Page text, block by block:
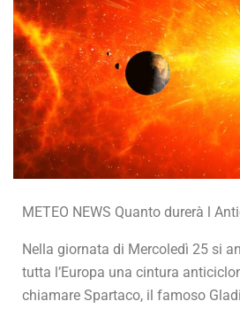
METEO NEWS Quanto durerà l
Nella giornata di Mercoledì 25 si
tutta l’Europa una cintura
chiamare Spartaco, il famoso